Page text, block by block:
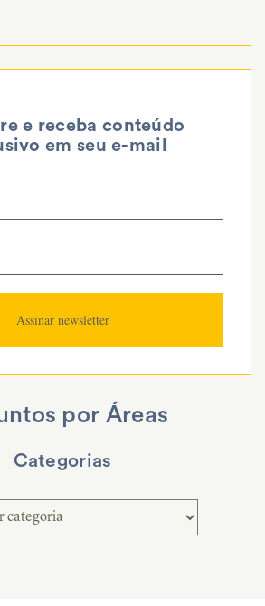
e receba conteúdo
em seu e-mail
por Áreas
Categorias